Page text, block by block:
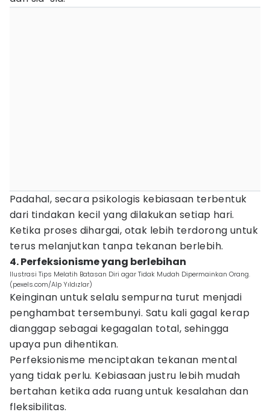
Padahal, secara psikologis kebiasaan terbentuk
dari tindakan kecil yang dilakukan setiap hari.
Ketika proses dihargai, otak lebih terdorong untuk
terus melanjutkan tanpa tekanan berlebih.
4. Perfeksionisme yang berlebihan
Ilustrasi Tips Melatih Batasan Diri agar Tidak Mudah Dipermainkan Orang.
(pexels.com/Alp Yıldızlar)
Keinginan untuk selalu sempurna turut menjadi
penghambat tersembunyi. Satu kali gagal kerap
dianggap sebagai kegagalan total, sehingga
upaya pun dihentikan.
Perfeksionisme menciptakan tekanan mental
yang tidak perlu. Kebiasaan justru lebih mudah
bertahan ketika ada ruang untuk kesalahan dan
fleksibilitas.